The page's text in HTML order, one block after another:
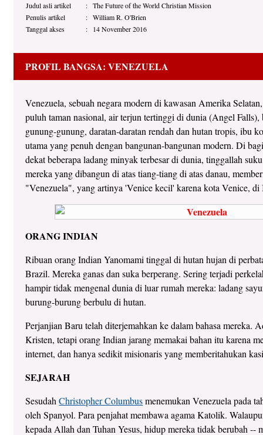
Judul asli artikel
: The Future of the World Christian Mission
Penulis artikel
: William R. O'Brien
Tanggal akses
: 14 November 2016
PROFIL BANGSA: VENEZUELA
Venezuela, sebuah negara modern di kawasan Amerika
puluh taman nasional, air terjun tertinggi di dunia (Angel
gunung-gunung, daratan-daratan rendah dan hutan tropis, ibu
utama yang penuh dengan bangunan-bangunan modern. Di
dekat beberapa ladang minyak terbesar di dunia, tinggallah
mereka yang dibangun di atas tiang-tiang di atas danau,
"Venezuela", yang artinya 'Venice kecil' karena kota Venice,
ORANG INDIAN
Ribuan orang Indian Yanomami tinggal di hutan hujan di
Brazil. Mereka ganas dan suka berperang. Sering terjadi
hampir tidak mengenal dunia di luar rumah mereka: ladang
burung-burung berbulu di hutan.
Perjanjian Baru telah diterjemahkan ke dalam bahasa mereka.
Kristen, tetapi orang Indian jarang memakai bahan itu karena
internet, dan hanya sedikit misionaris yang memberitahukan
SEJARAH
SesudahChristopher Columbusmenemukan Venezuela pada
oleh Spanyol. Para penjahat membawa agama Katolik.
kepada Allah dan Tuhan Yesus, hidup mereka tidak berubah --